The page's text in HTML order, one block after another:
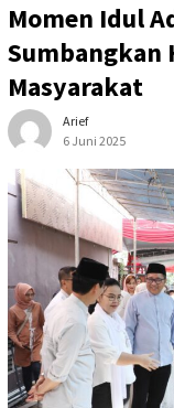
Momen Idul
Sumbangkan
Masyarakat
Arief
6 Juni 2025